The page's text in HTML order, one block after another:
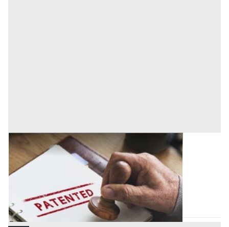
Brevetti all'asta a Porto Sant'Elpidio
(Fermo)
Offerta minima
25.000 €
Codice asta:6005c4eb
10/09/2026